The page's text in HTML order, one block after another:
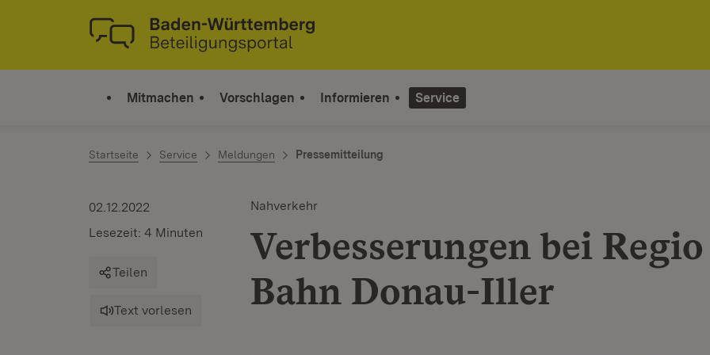
Zum Inhalt springen
Link zur Startseite
Mitmachen Vorschlagen Informieren Service
Startseite Service Meldungen Pressemitteilung
Nahverkehr
Verbesserungen bei Regio
Bahn Donau-Iller
02.12.2022
Lesezeit: 4 Minuten
Teilen
Text vorlesen